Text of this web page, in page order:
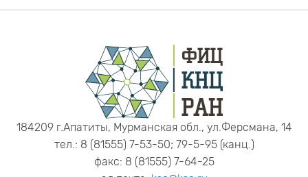
184209 г.Апатиты, Мурманская обл., ул.Ферсмана, 14
тел.: 8 (81555) 7-53-50; 79-5-95 (канц.)
факс: 8 (81555) 7-64-25